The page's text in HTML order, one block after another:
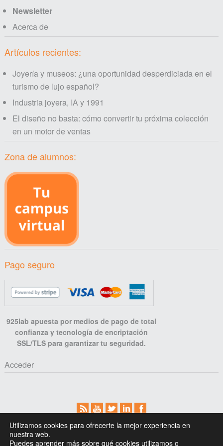
Newsletter
Acerca de
Artículos recientes:
Joyería y museos: ¿una oportunidad desperdiciada en el
turismo de lujo español?
Industria joyera, IA y 1991
El diseño no basta: cómo convertir tu próxima colección
en un motor de ventas
Zona de alumnos:
Pago seguro
925lab apuesta por medios de pago de total
confianza y tecnología de encriptación
SSL/TLS para garantizar tu seguridad.
Acceder
Aviso legal Privacidad Cookies Cómo comprar
Contacto
Utilizamos cookies para ofrecerte la mejor experiencia en
nuestra web.
Puedes aprender más sobre qué cookies utilizamos o